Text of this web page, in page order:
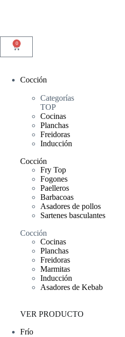
0
Cocción
Categorías
TOP
Cocinas
Planchas
Freidoras
Inducción
Cocción
Fry Top
Fogones
Paelleros
Barbacoas
Asadores de pollos
Sartenes basculantes
Cocción
Cocinas
Planchas
Freidoras
Marmitas
Inducción
Asadores de Kebab
VER PRODUCTO
Frío